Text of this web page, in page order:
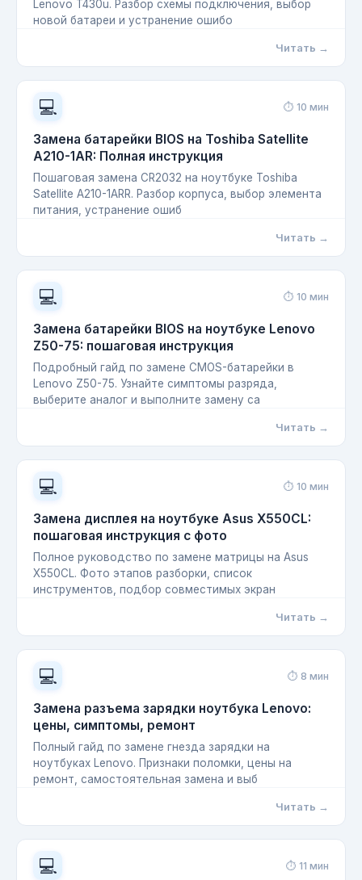
Lenovo T430u. Разбор схемы подключения, выбор
новой батареи и устранение ошибо
Читать →
💻 ⏱ 10 мин
Замена батарейки BIOS на Toshiba Satellite
A210-1AR: Полная инструкция
Пошаговая замена CR2032 на ноутбуке Toshiba
Satellite A210-1ARR. Разбор корпуса, выбор элемента
питания, устранение ошиб
Читать →
💻 ⏱ 10 мин
Замена батарейки BIOS на ноутбуке Lenovo
Z50-75: пошаговая инструкция
Подробный гайд по замене CMOS-батарейки в
Lenovo Z50-75. Узнайте симптомы разряда,
выберите аналог и выполните замену са
Читать →
💻 ⏱ 10 мин
Замена дисплея на ноутбуке Asus X550CL:
пошаговая инструкция с фото
Полное руководство по замене матрицы на Asus
X550CL. Фото этапов разборки, список
инструментов, подбор совместимых экран
Читать →
💻 ⏱ 8 мин
Замена разъема зарядки ноутбука Lenovo:
цены, симптомы, ремонт
Полный гайд по замене гнезда зарядки на
ноутбуках Lenovo. Признаки поломки, цены на
ремонт, самостоятельная замена и выб
Читать →
💻 ⏱ 11 мин